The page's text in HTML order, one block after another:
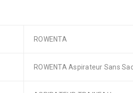
ROWENTA
ROWENTA Aspirateur Sans